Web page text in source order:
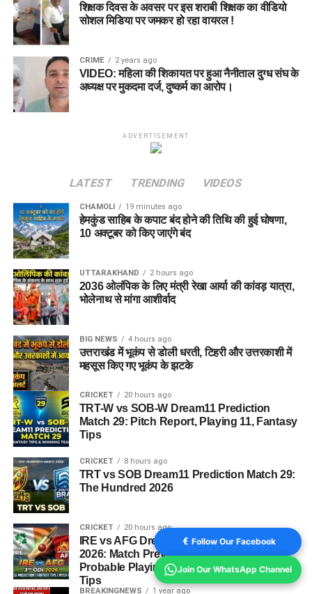
शिक्षक दिवस के अवसर पर इस शराबी शिक्षक का वीडियो
सोशल मिडिया पर जमकर हो रहा वायरल !
CRIME 2 years ago
VIDEO: महिला की शिकायत पर हुआ नैनीताल दुग्ध संघ के
अध्यक्ष पर मुकदमा दर्ज, दुष्कर्म का आरोप।
ADVERTISEMENT
LATEST TRENDING VIDEOS
CHAMOLI 19 minutes ago
हेमकुंड साहिब के कपाट बंद होने की तिथि की हुई घोषणा,
10 अक्टूबर को किए जाएंंगे बंद
UTTARAKHAND 2 hours ago
2036 ओलंपिक के लिए मंत्री रेखा आर्या की कांवड़ यात्रा,
भोलेनाथ से मांगा आशीर्वाद
BIG NEWS 4 hours ago
उत्तराखंड में भूकंप से डोली धरती, टिहरी और उत्तरकाशी में
महसूस किए गए भूकंप के झटके
CRICKET 20 hours ago
TRT-W vs SOB-W Dream11 Prediction
Match 29: Pitch Report, Playing 11, Fantasy
Tips
CRICKET 8 hours ago
TRT vs SOB Dream11 Prediction Match 29:
The Hundred 2026
CRICKET 20 hours ago
IRE vs AFG Dream11 Prediction 3rd ODI
2026: Match Preview, Pitch Report,
Probable Playing XI, and Fantasy Cricket
Tips
BREAKINGNEWS 1 year ago
Follow Our Facebook
Join Our WhatsApp Channel